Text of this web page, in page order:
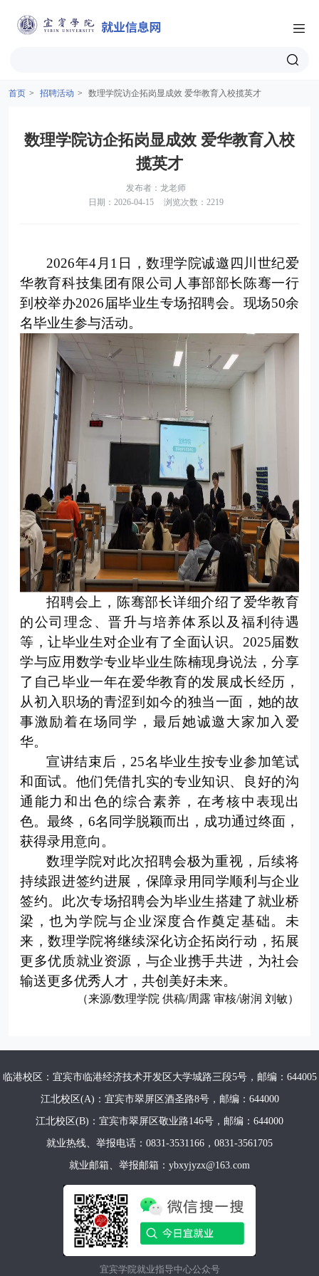
首页 > 招聘活动 > 数理学院访企拓岗显成效 爱华教育入校揽英才
数理学院访企拓岗显成效 爱华教育入校
揽英才
发布者：龙老师
日期：2026-04-15
浏览次数：2219
2026年4月1日，数理学院诚邀四川世纪爱
华教育科技集团有限公司人事部部长陈骞一行
到校举办2026届毕业生专场招聘会。现场50余
名毕业生参与活动。
招聘会上，陈骞部长详细介绍了爱华教育
的公司理念、晋升与培养体系以及福利待遇
等，让毕业生对企业有了全面认识。 2025届数
学与应用数学专业毕业生陈楠现身说法，分享
了自己毕业一年在爱华教育的发展成长经历，
从初入职场的青涩到如今的独当一面，她的故
事激励着在场同学，最后她诚邀大家加入爱
华。
宣讲结束后， 25名毕业生按专业参加笔试
和面试。他们凭借扎实的专业知识、良好的沟
通能力和出色的综合素养，在考核中表现出
色。最终，6名同学脱颖而出，成功通过终面，
获得录用意向。
数理学院对此次招聘会极为重视，后续将
持续跟进签约进展，保障录用同学顺利与企业
签约。此次专场招聘会为毕业生搭建了就业桥
梁，也为学院与企业深度合作奠定基础。未
来，数理学院将继续深化访企拓岗行动，拓展
更多优质就业资源，与企业携手共进，为社会
输送更多优秀人才，共创美好未来。
（来源/数理学院 供稿/周露 审核/谢润 刘敏）
临港校区：宜宾市临港经济技术开发区大学城路三段5号，邮编：644005
江北校区(A)：宜宾市翠屏区酒圣路8号，邮编：644000
江北校区(B)：宜宾市翠屏区敬业路146号，邮编：644000
就业热线、举报电话：0831-3531166，0831-3561705
就业邮箱、举报邮箱：ybxyjyzx@163.com
宜宾学院就业指导中心公众号